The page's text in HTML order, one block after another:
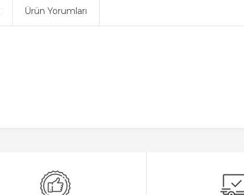
Ürün Yorumları